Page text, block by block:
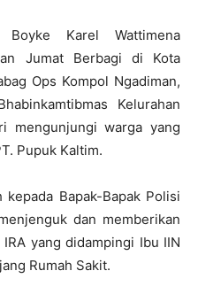
Karel Wattimena
Jumat Berbagi di Kota
Ops Kompol Ngadiman,
Kelurahan
mengunjungi warga yang
Pupuk Kaltim.
Bapak-Bapak Polisi
dan memberikan
yang didampingi Ibu IIN
Rumah Sakit.